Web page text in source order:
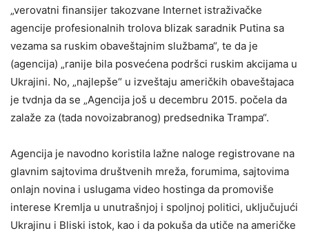
„verovatni finansijer takozvane Internet istraživačke
agencije profesionalnih trolova blizak saradnik Putina sa
vezama sa ruskim obaveštajnim službama“, te da je
(agencija) „ranije bila posvećena podršci ruskim akcijama u
Ukrajini. No, „najlepše“ u izveštaju američkih obaveštajaca
je tvdnja da se „Agencija još u decembru 2015. počela da
zalaže za (tada novoizabranog) predsednika Trampa“.
Agencija je navodno koristila lažne naloge registrovane na
glavnim sajtovima društvenih mreža, forumima, sajtovima
onlajn novina i uslugama video hostinga da promoviše
interese Kremlja u unutrašnjoj i spoljnoj politici, uključujući
Ukrajinu i Bliski istok, kao i da pokuša da utiče na američke